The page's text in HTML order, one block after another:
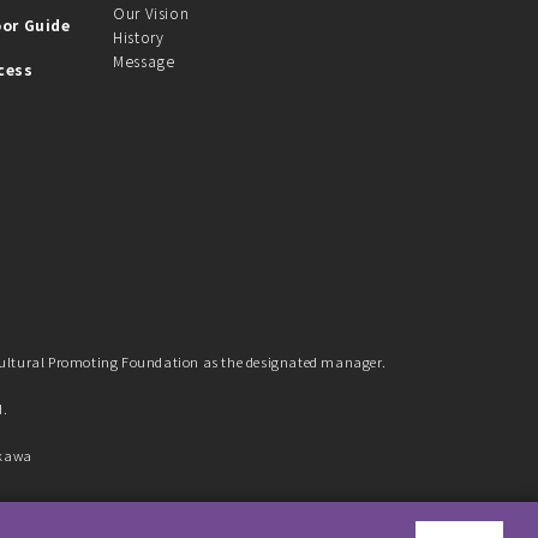
Guide
Our Vision
History
Message
Promoting Foundation as the designated manager.